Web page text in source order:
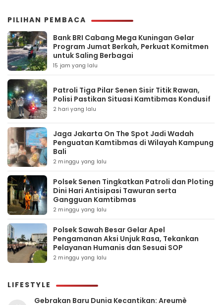
PILIHAN PEMBACA
Bank BRI Cabang Mega Kuningan Gelar
Program Jumat Berkah, Perkuat Komitmen
untuk Saling Berbagai
15 jam yang lalu
Patroli Tiga Pilar Senen Sisir Titik Rawan,
Polisi Pastikan Situasi Kamtibmas Kondusif
2 hari yang lalu
Jaga Jakarta On The Spot Jadi Wadah
Penguatan Kamtibmas di Wilayah Kampung
Bali
2 minggu yang lalu
Polsek Senen Tingkatkan Patroli dan Ploting
Dini Hari Antisipasi Tawuran serta
Gangguan Kamtibmas
2 minggu yang lalu
Polsek Sawah Besar Gelar Apel
Pengamanan Aksi Unjuk Rasa, Tekankan
Pelayanan Humanis dan Sesuai SOP
2 minggu yang lalu
LIFESTYLE
Gebrakan Baru Dunia Kecantikan: Areumè